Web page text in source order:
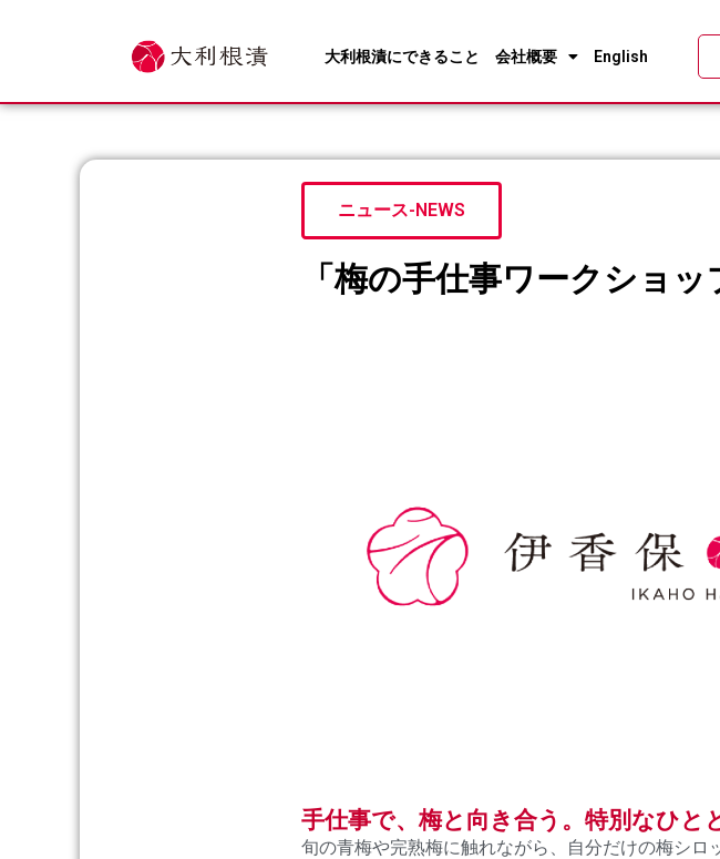
大利根漬にできること 会社概要 English
ニュース-NEWS
「梅の手仕事ワークショッ
手仕事で、梅と向き合う。特別なひと
旬の青梅や完熟梅に触れながら、自分だけの梅シ